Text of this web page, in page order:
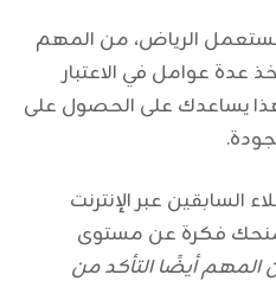
الرياض، من المهم
عوامل في الاعتبار
يساعدك على الحصول على
السابقين عبر الإنترنت
فكرة عن مستوى
المهم أيضًا التأكد من